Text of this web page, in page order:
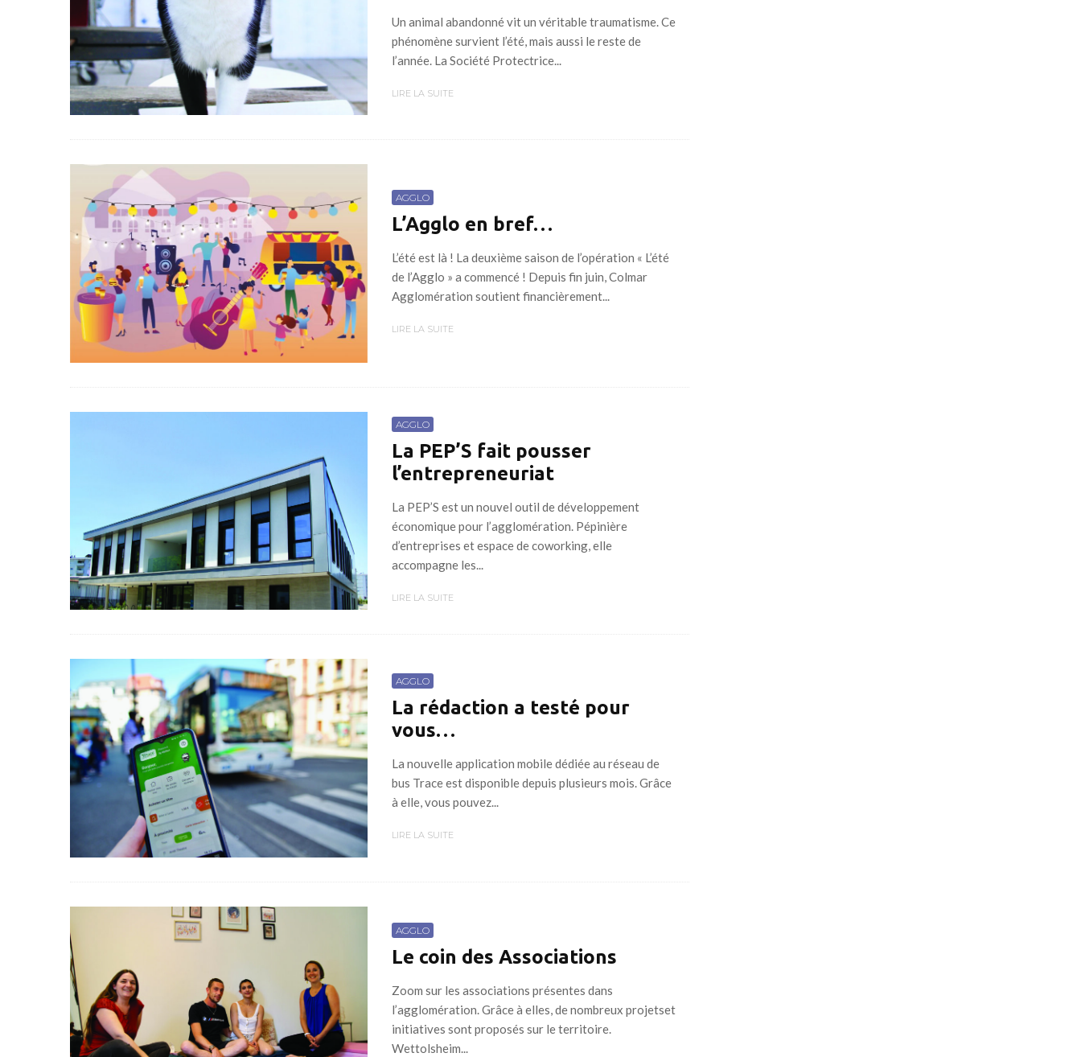
Un animal abandonné vit un véritable traumatisme. Ce
phénomène survient l’été, mais aussi le reste de
l’année. La Société Protectrice...
LIRE LA SUITE
AGGLO
L’Agglo en bref…
L’été est là ! La deuxième saison de l’opération « L’été
de l’Agglo » a commencé ! Depuis fin juin, Colmar
Agglomération soutient financièrement...
LIRE LA SUITE
AGGLO
La PEP’S fait pousser
l’entrepreneuriat
La PEP’S est un nouvel outil de développement
économique pour l’agglomération. Pépinière
d’entreprises et espace de coworking, elle
accompagne les...
LIRE LA SUITE
AGGLO
La rédaction a testé pour
vous…
La nouvelle application mobile dédiée au réseau de
bus Trace est disponible depuis plusieurs mois. Grâce
à elle, vous pouvez...
LIRE LA SUITE
AGGLO
Le coin des Associations
Zoom sur les associations présentes dans
l’agglomération. Grâce à elles, de nombreux projetset
initiatives sont proposés sur le territoire.
Wettolsheim...